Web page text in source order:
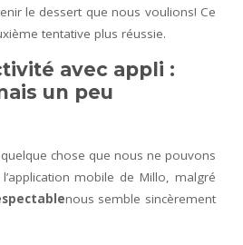
le dessert que nous voulions! Ce
tentative plus réussie.
avec appli :
un peu
chose que nous ne pouvons
mobile de Millo, malgré
nous semble sincèrement